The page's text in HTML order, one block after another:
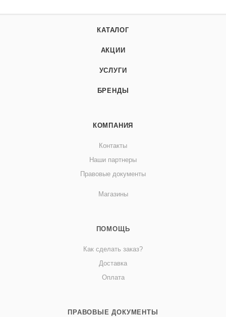
КАТАЛОГ
АКЦИИ
УСЛУГИ
БРЕНДЫ
КОМПАНИЯ
Контакты
Наши партнеры
Правовые документы
Магазины
ПОМОЩЬ
Как сделать заказ?
Доставка
Оплата
ПРАВОВЫЕ ДОКУМЕНТЫ